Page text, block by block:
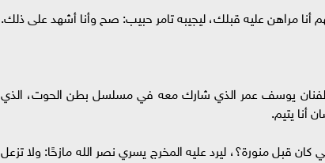
أنا مراهن عليه قبلك، ليجيبه تامر حبيب: صح وأنا أشهد على ذلك.
يوسف عمر الذي شارك معه في مسلسل بطن الحوت، الذي
أنا يتيم.
قبل منورة؟، ليرد عليه المخرج يسري نصر الله مازحًا: ولا تزعل